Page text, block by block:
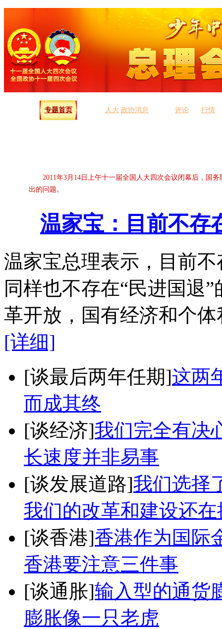
专题首页 人大 政协消息 评论 行情
2011年3月14日上午十一届全国人大四次会议闭幕后，国
出的问题。
温家宝：目前不存
温家宝总理表示，目前
同样也不存在“民进国退
革开放，国有经济和个
[详细]
[谈最后两年任期]这两
而成其终
[谈经济]我们完全有决
长速度并非易事
[谈发展道路]我们选择
我们的改革和建设还
[谈香港]香港作为国际
香港要注意三件事
[谈通胀]输入型的通货
膨胀像一只老虎